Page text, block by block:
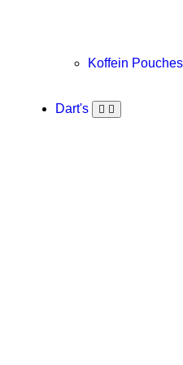
Koffein Pouches
Dart's